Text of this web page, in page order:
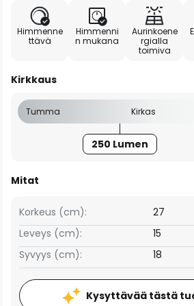
Himmenne
ttävä
Himmenni
n mukana
Aurinkoene
rgialla
toimiva
Kirkkaus
Tumma Kirkas
250 Lumen
Mitat
Leveys (cm): 15
Korkeus (cm): 27
Syvyys (cm): 18
Kysyttävää tästä